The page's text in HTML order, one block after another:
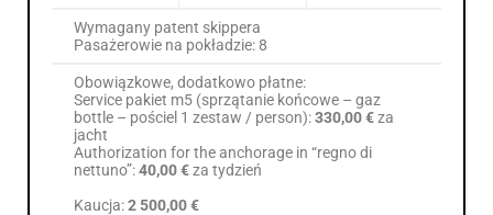
Wymagany patent skippera
Pasażerowie na pokładzie: 8
Obowiązkowe, dodatkowo płatne:
Service pakiet m5 (sprzątanie końcowe – gaz
bottle – pościel 1 zestaw / person):330,00 €za
jacht
Authorization for the anchorage in “regno di
nettuno”:40,00 €za tydzień
Kaucja:2 500,00 €